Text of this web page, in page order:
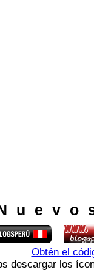
Obtén el
descargar los